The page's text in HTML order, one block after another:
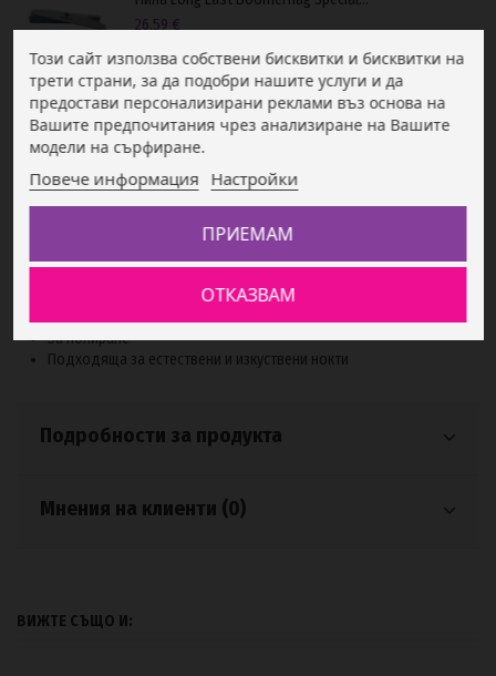
26,59 €
Описание
За полиране
Подходяща за естествени и изкуствени нокти
Подробности за продукта
Мнения на клиенти (0)
ВИЖТЕ СЪЩО И:
Този сайт използва собствени бисквитки и бисквитки на
трети страни, за да подобри нашите услуги и да
предостави персонализирани реклами въз основа на
Вашите предпочитания чрез анализиране на Вашите
модели на сърфиране.
Повече информация Настройки
ОТКАЗВАМ
ПРИЕМАМ